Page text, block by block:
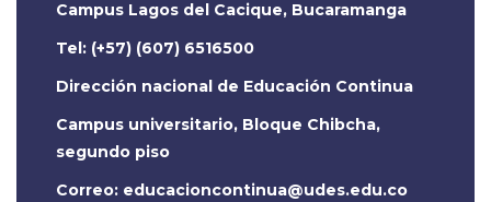
Campus Lagos del Cacique, Bucaramanga
Tel: (+57) (607) 6516500
Dirección nacional de Educación Continua
Campus universitario, Bloque Chibcha,
segundo piso
Correo: